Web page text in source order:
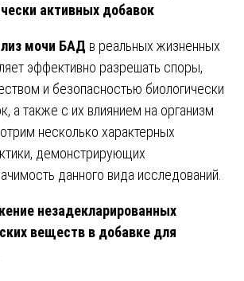
активных добавок
мочи БАД в реальных жизненных
эффективно разрешать споры,
и безопасностью биологически
а также с их влиянием на организм
несколько характерных
демонстрирующих
данного вида исследований.
незадекларированных
веществ в добавке для